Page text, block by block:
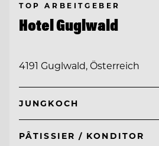
TOP ARBEITGEBER
Hotel Guglwald
4191 Guglwald, Österreich
JUNGKOCH
PÂTISSIER / KONDITOR